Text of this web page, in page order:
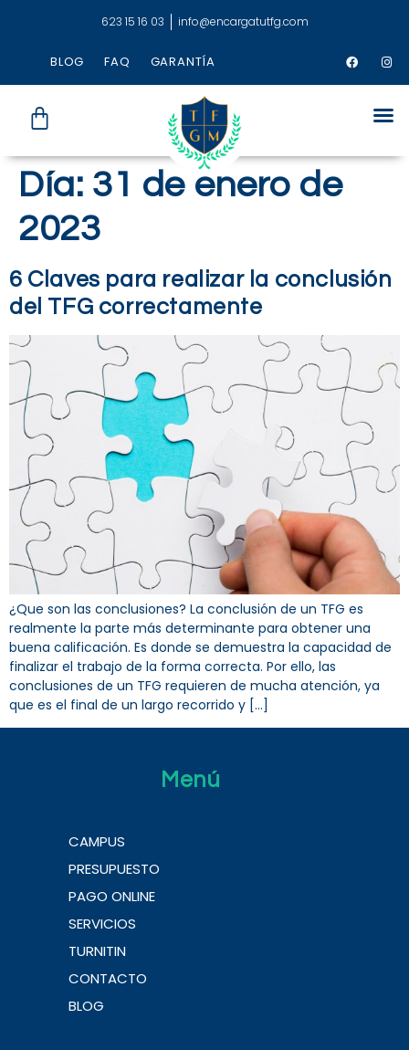
623 15 16 03 info@encargatutfg.com
BLOG FAQ GARANTÍA
Día: 31 de enero de
2023
6 Claves para realizar la conclusión
del TFG correctamente
¿Que son las conclusiones? La conclusión de un TFG es
realmente la parte más determinante para obtener una
buena calificación. Es donde se demuestra la capacidad de
finalizar el trabajo de la forma correcta. Por ello, las
conclusiones de un TFG requieren de mucha atención, ya
que es el final de un largo recorrido y […]
Menú
CAMPUS
PRESUPUESTO
PAGO ONLINE
SERVICIOS
TURNITIN
CONTACTO
BLOG